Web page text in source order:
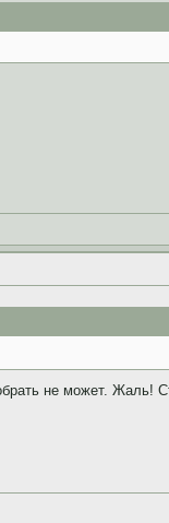
не может. Жаль!